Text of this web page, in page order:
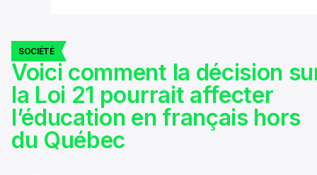
SOCIÉTÉ
Voici comment la décision
la Loi 21 pourrait affecter
l’éducation en français hors
du Québec